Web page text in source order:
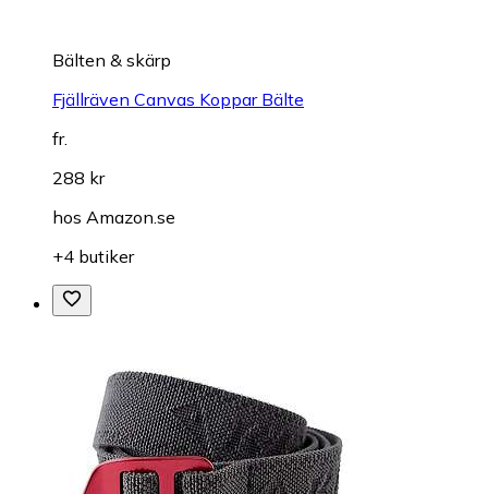
Bälten & skärp
Fjällräven Canvas Koppar Bälte
fr.
288 kr
hos Amazon.se
+4 butiker